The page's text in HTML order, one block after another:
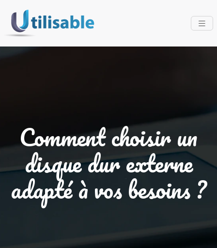
Comment choisir un
disque dur externe
adapté à vos besoins ?